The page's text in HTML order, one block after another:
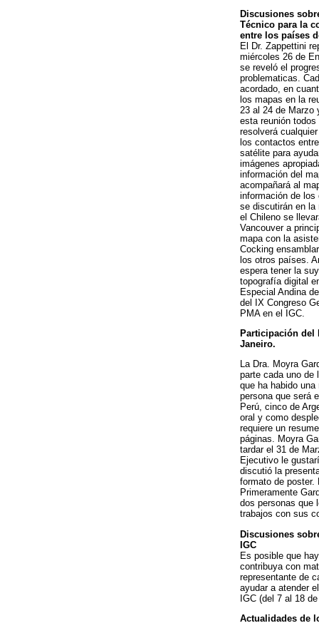
Discusiones
Técnico para la
entre los países
El Dr. Zappettini
miércoles 26 de
se reveló el
problematicas.
acordado, en
los mapas en la
23 al 24 de Marzo
esta reunión
resolverá
los contactos
satélite para
imágenes
información del
acompañará al
información de
se discutirán en la
el Chileno se
Vancouver a
mapa con la
Cocking
los otros países.
espera tener la
topografía digital
Especial Andina
del IX Congreso
PMA en el IGC.
Participación del
Janeiro.
La Dra. Moyra
parte cada uno
que ha habido
persona que será
Perú, cinco de
oral y como
requiere un
páginas. Moyra
tardar el 31 de
Ejecutivo le
discutió la
formato de poster.
Primeramente
dos personas que
trabajos con sus
Discusiones
IGC
Es posible que
contribuya con
representante de
ayudar a atender
IGC (del 7 al 18
Actualidades de